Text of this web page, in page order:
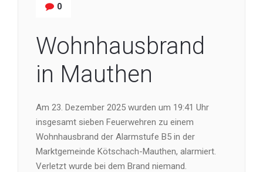
0
Wohnhausbrand
in Mauthen
Am 23. Dezember 2025 wurden um 19:41 Uhr
insgesamt sieben Feuerwehren zu einem
Wohnhausbrand der Alarmstufe B5 in der
Marktgemeinde Kötschach-Mauthen, alarmiert.
Verletzt wurde bei dem Brand niemand.